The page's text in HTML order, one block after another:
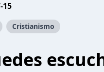
15
Cristianismo